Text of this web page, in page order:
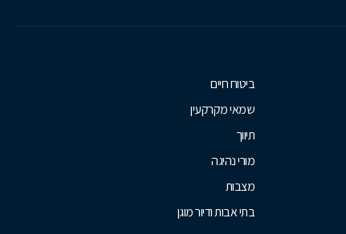
ביטוח חיים
שמאי מקרקעין
תיווך
מורי נהיגה
מצבות
בתי אבות ודיור מוגן